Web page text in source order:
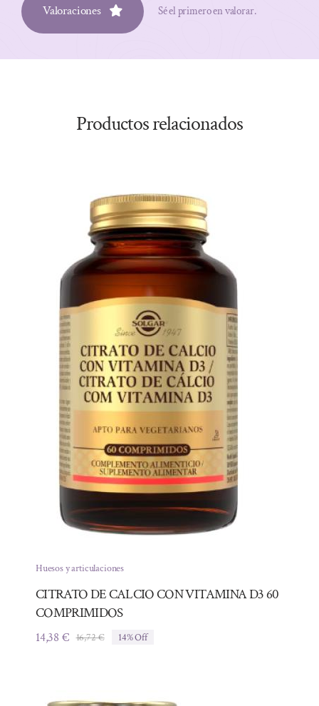
Valoraciones Sé el primero en valorar.
Productos relacionados
Huesos y articulaciones
CITRATO DE CALCIO CON VITAMINA D3 60
COMPRIMIDOS
16,72€El
16,72 €.
14,38 €
El
14,38 €.
14% Off